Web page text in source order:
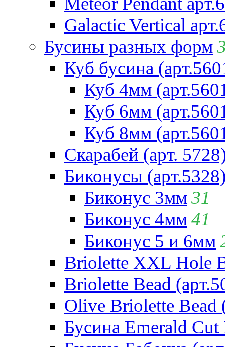
Galactic Vertical
Бусины разных форм
Куб бусина
Куб 4мм
Куб 6мм
Куб 8мм
Скарабей (арт.
Биконусы
Биконус 3мм31
Биконус 4мм41
Биконус 5 и 6мм
Briolette XXL Hole
Briolette Bead
Olive Briolette Bead
Бусина Emerald Cut